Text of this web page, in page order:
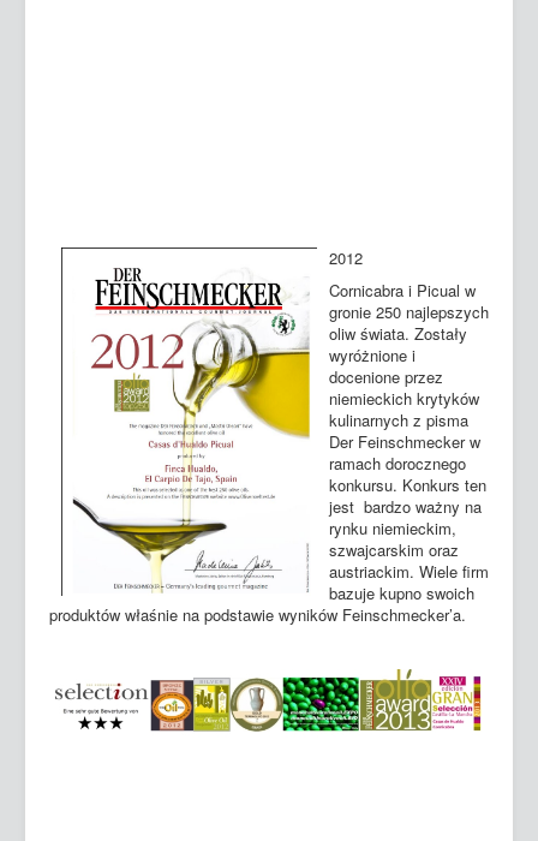
2012
Cornicabra i Picual w
gronie 250 najlepszych
oliw świata. Zostały
wyróżnione i
docenione przez
niemieckich krytyków
kulinarnych z pisma
Der Feinschmecker w
ramach dorocznego
konkursu. Konkurs ten
jest bardzo ważny na
rynku niemieckim,
szwajcarskim oraz
austriackim. Wiele firm
bazuje kupno swoich
produktów właśnie na podstawie wyników Feinschmecker’a.